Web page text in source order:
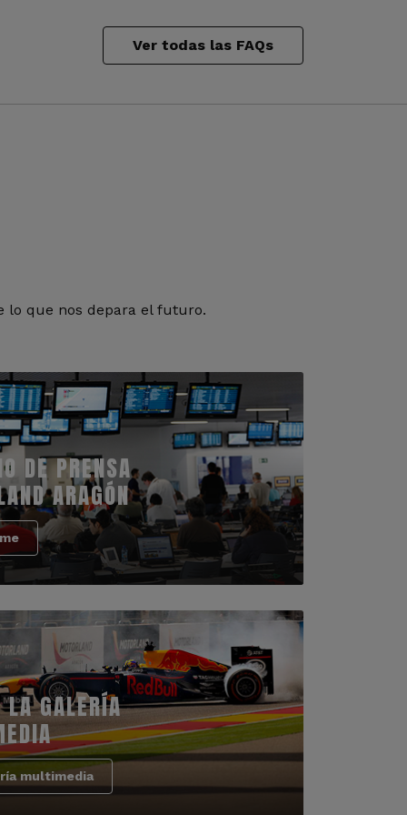
Ver todas las FAQs
lo que nos depara el futuro.
DE PRENSA
ARAGÓN
LA GALERÍA
multimedia